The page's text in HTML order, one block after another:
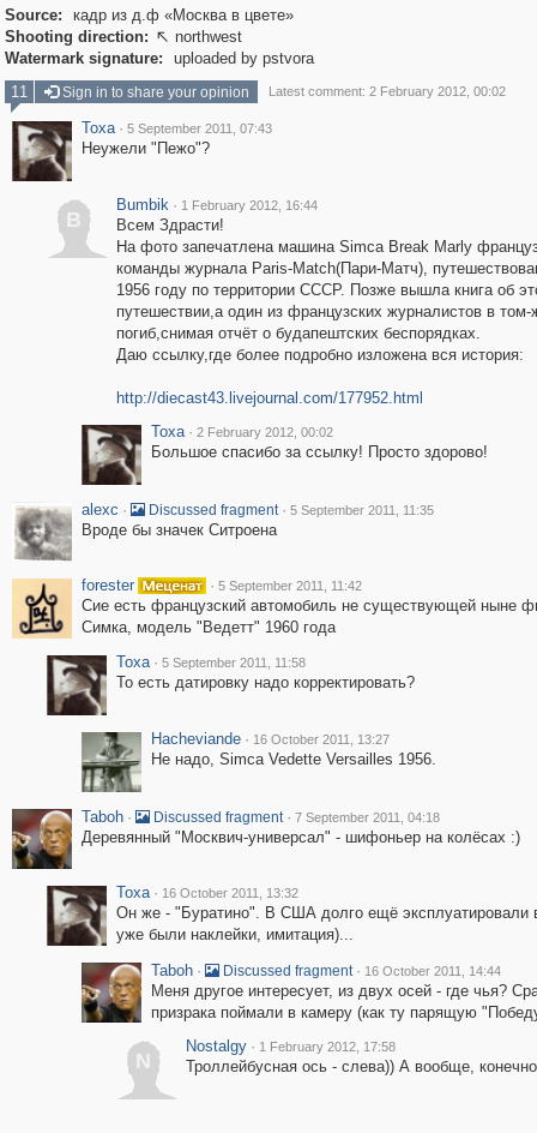
Source:
кадр из д.ф «Москва в цвете»
Shooting direction:  northwest
Watermark signature:
uploaded by pstvora
11
Sign in to share your opinion Latest comment: 2 February 2012, 00:02
Toxa · 5 September 2011, 07:43
Неужели "Пежо"?
B
Bumbik · 1 February 2012, 16:44
Всем Здрасти!
На фото запечатлена машина Simca Break Marly
команды журнала Paris-Match(Пари-Матч),
1956 году по территории СССР. Позже вышла книга об
путешествии,а один из французских журналистов в том-
погиб,снимая отчёт о будапештских беспорядках.
Даю ссылку,где более подробно изложена вся история:
http://diecast43.livejournal.com/177952.html
Toxa · 2 February 2012, 00:02
Большое спасибо за ссылку! Просто здорово!
alexc · Discussed fragment · 5 September 2011, 11:35
Вроде бы значек Ситроена
forester · 5 September 2011, 11:42
Сие есть французский автомобиль не существующей ныне
Симка, модель "Ведетт" 1960 года
Toxa · 5 September 2011, 11:58
То есть датировку надо корректировать?
Hacheviande · 16 October 2011, 13:27
Не надо, Simca Vedette Versailles 1956.
Taboh · Discussed fragment · 7 September 2011, 04:18
Деревянный "Москвич-универсал" - шифоньер на колёсах :)
Toxa · 16 October 2011, 13:32
Он же - "Буратино". В США долго ещё эксплуатировали
уже были наклейки, имитация)...
Taboh · Discussed fragment · 16 October 2011, 14:44
Меня другое интересует, из двух осей - где чья?
призрака поймали в камеру (как ту парящую
N
Nostalgy · 1 February 2012, 17:58
Троллейбусная ось - слева)) А вообще,